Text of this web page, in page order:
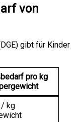
von
gibt für Kinder
pro kg
/ kg